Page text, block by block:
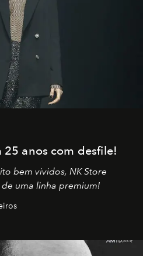
25 anos com desfile!
bem vividos, NK Store
uma linha premium!